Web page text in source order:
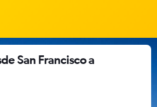
San Francisco a